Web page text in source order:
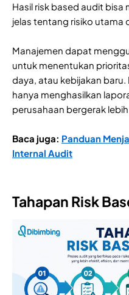
Hasil risk based audit
jelas tentang risiko utama
Manajemen dapat
untuk menentukan
daya, atau kebijakan
hanya menghasilkan
perusahaan bergerak
​​Baca juga: Panduan
Internal Audit
Tahapan Risk